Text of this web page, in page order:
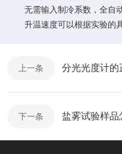
无需输入制冷系数，全自动
升温速度可以根据实验的具
上一条 分光光度计的
下一条